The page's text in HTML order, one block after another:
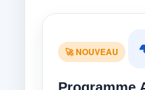
🚀 NOUVEAU